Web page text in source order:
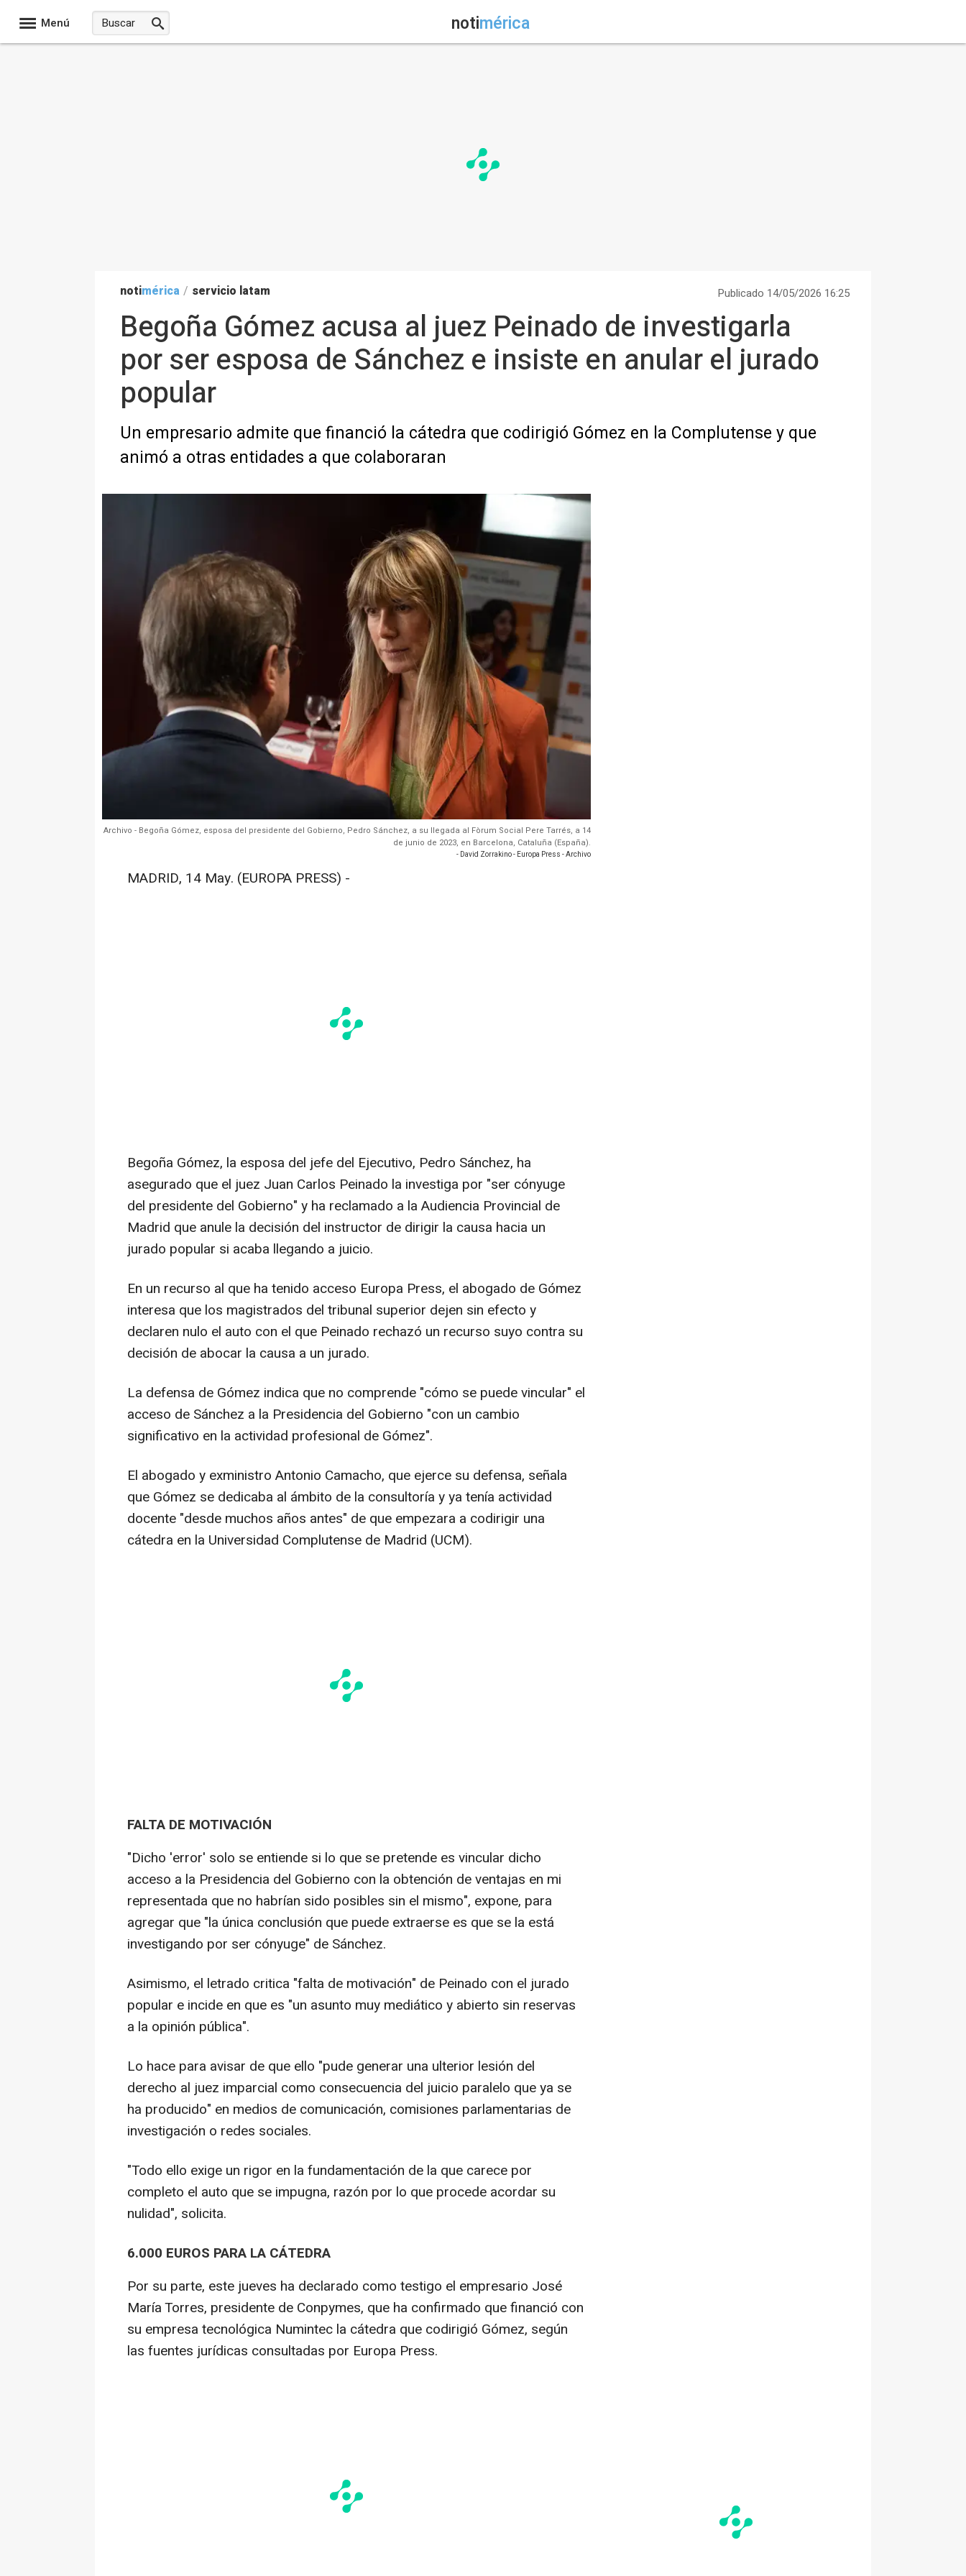
Menú notimérica
notimérica / servicio latam Publicado 14/05/2026 16:25
Begoña Gómez acusa al juez Peinado de investigarla
por ser esposa de Sánchez e insiste en anular el jurado
popular
Un empresario admite que financió la cátedra que codirigió Gómez en la Complutense y que
animó a otras entidades a que colaboraran
Archivo - Begoña Gómez, esposa del presidente del Gobierno, Pedro Sánchez, a su llegada al Fòrum Social Pere Tarrés, a 14
de junio de 2023, en Barcelona, Cataluña (España).
- David Zorrakino - Europa Press - Archivo
MADRID, 14 May. (EUROPA PRESS) -
Begoña Gómez, la esposa del jefe del Ejecutivo, Pedro Sánchez, ha
asegurado que el juez Juan Carlos Peinado la investiga por "ser cónyuge
del presidente del Gobierno" y ha reclamado a la Audiencia Provincial de
Madrid que anule la decisión del instructor de dirigir la causa hacia un
jurado popular si acaba llegando a juicio.
En un recurso al que ha tenido acceso Europa Press, el abogado de Gómez
interesa que los magistrados del tribunal superior dejen sin efecto y
declaren nulo el auto con el que Peinado rechazó un recurso suyo contra su
decisión de abocar la causa a un jurado.
La defensa de Gómez indica que no comprende "cómo se puede vincular" el
acceso de Sánchez a la Presidencia del Gobierno "con un cambio
significativo en la actividad profesional de Gómez".
El abogado y exministro Antonio Camacho, que ejerce su defensa, señala
que Gómez se dedicaba al ámbito de la consultoría y ya tenía actividad
docente "desde muchos años antes" de que empezara a codirigir una
cátedra en la Universidad Complutense de Madrid (UCM).
FALTA DE MOTIVACIÓN
"Dicho 'error' solo se entiende si lo que se pretende es vincular dicho
acceso a la Presidencia del Gobierno con la obtención de ventajas en mi
representada que no habrían sido posibles sin el mismo", expone, para
agregar que "la única conclusión que puede extraerse es que se la está
investigando por ser cónyuge" de Sánchez.
Asimismo, el letrado critica "falta de motivación" de Peinado con el jurado
popular e incide en que es "un asunto muy mediático y abierto sin reservas
a la opinión pública".
Lo hace para avisar de que ello "pude generar una ulterior lesión del
derecho al juez imparcial como consecuencia del juicio paralelo que ya se
ha producido" en medios de comunicación, comisiones parlamentarias de
investigación o redes sociales.
"Todo ello exige un rigor en la fundamentación de la que carece por
completo el auto que se impugna, razón por lo que procede acordar su
nulidad", solicita.
6.000 EUROS PARA LA CÁTEDRA
Por su parte, este jueves ha declarado como testigo el empresario José
María Torres, presidente de Conpymes, que ha confirmado que financió con
su empresa tecnológica Numintec la cátedra que codirigió Gómez, según
las fuentes jurídicas consultadas por Europa Press.